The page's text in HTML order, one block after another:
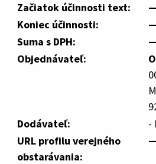
Začiatok účinnosti text:
—
Koniec účinnosti:
—
Suma s DPH:
—
Objednávateľ:
Dodávateľ:
-
URL profilu verejného
obstarávania:
—